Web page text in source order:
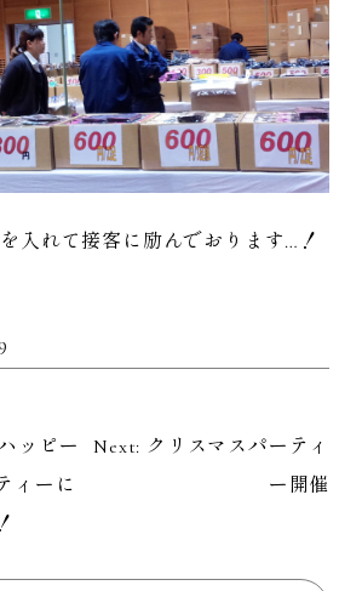
入れて接客に励んでおります…！
ッピー
ィーに
Next: クリスマスパーティ
ー開催